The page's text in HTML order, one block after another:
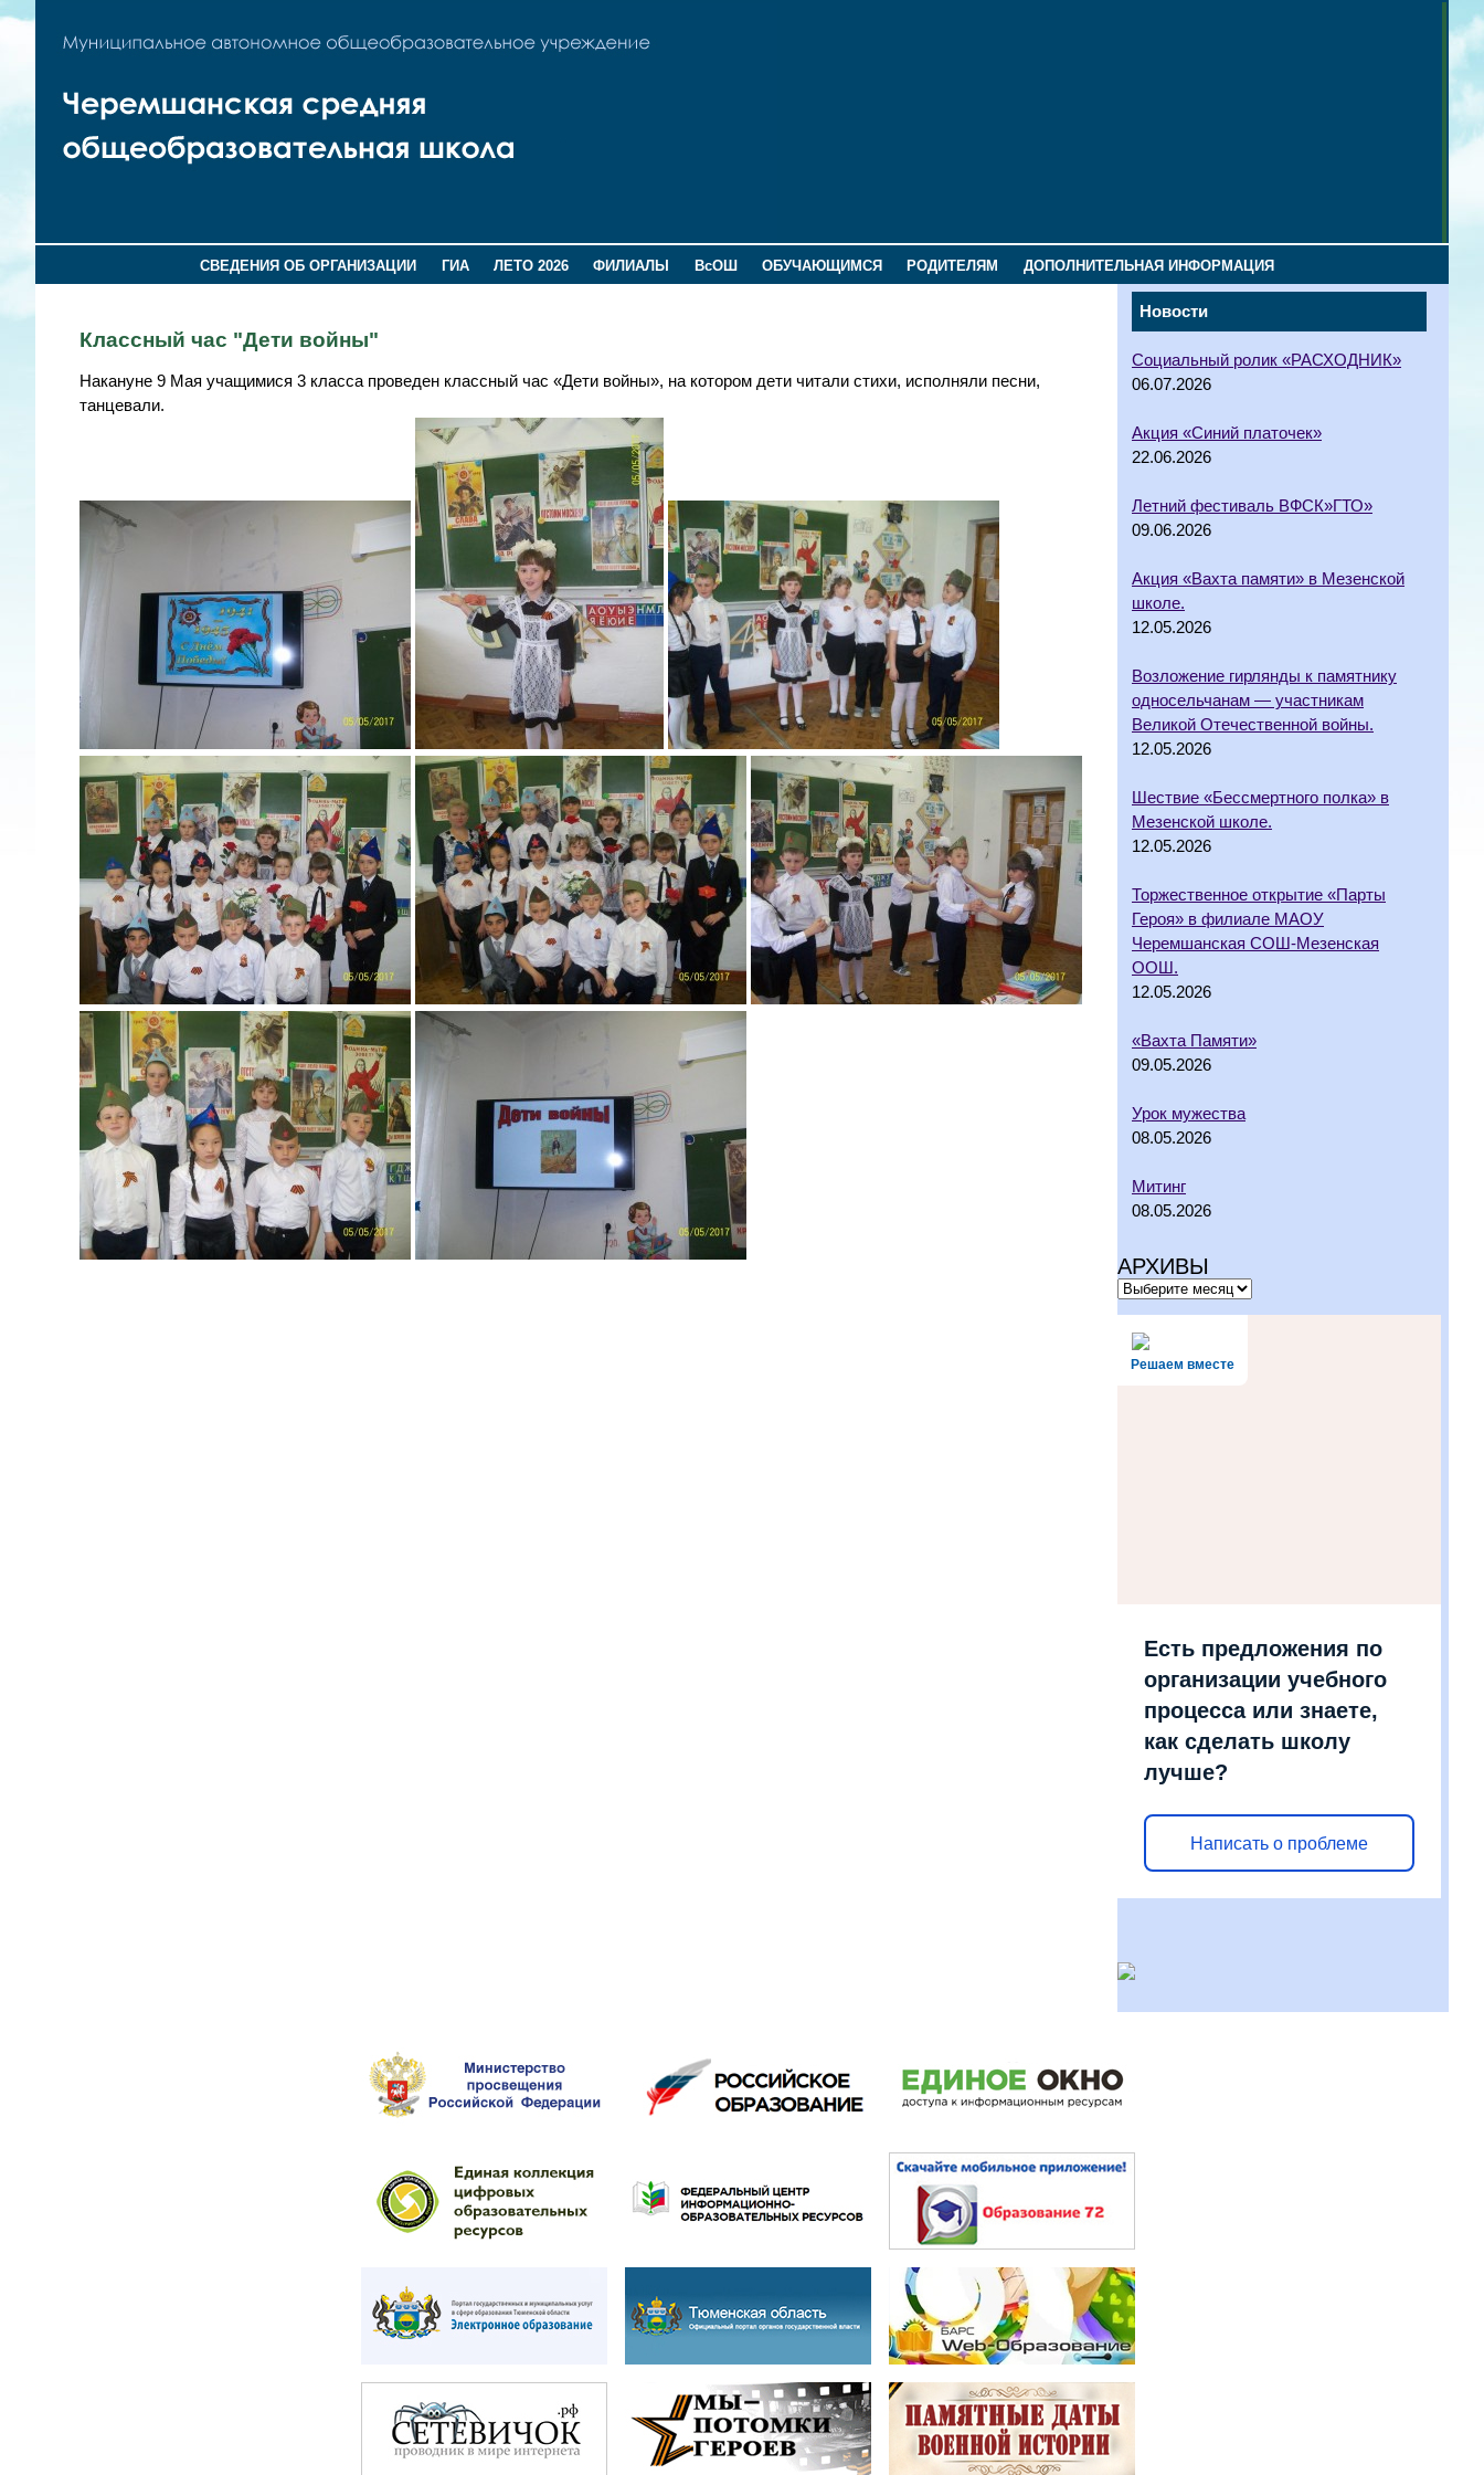
СВЕДЕНИЯ ОБ ОРГАНИЗАЦИИ ГИА ЛЕТО 2026 ФИЛИАЛЫ ВсОШ ОБУЧАЮЩИМСЯ РОДИТЕЛЯМ ДОПОЛНИТЕЛЬНАЯ ИНФОРМАЦИЯ
Новости
Социальный ролик «РАСХОДНИК»
06.07.2026
Акция «Синий платочек»
22.06.2026
Летний фестиваль ВФСК»ГТО»
09.06.2026
Акция «Вахта памяти» в Мезенской
школе.
12.05.2026
Возложение гирлянды к памятнику
односельчанам — участникам
Великой Отечественной войны.
12.05.2026
Шествие «Бессмертного полка» в
Мезенской школе.
12.05.2026
Торжественное открытие «Парты
Героя» в филиале МАОУ
Черемшанская СОШ-Мезенская
ООШ.
12.05.2026
«Вахта Памяти»
09.05.2026
Урок мужества
08.05.2026
Митинг
08.05.2026
АРХИВЫ
Решаем вместе
Есть предложения по
организации учебного
процесса или знаете,
как сделать школу
лучше?
Написать о проблеме
Классный час "Дети войны"
Накануне 9 Мая учащимися 3 класса проведен классный час «Дети войны», на котором дети читали стихи, исполняли песни,
танцевали.